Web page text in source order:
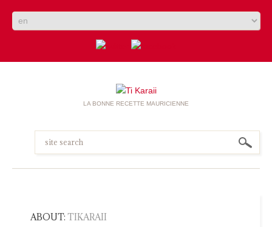
LA BONNE RECETTE MAURICIENNE
ABOUT: TIKARAII